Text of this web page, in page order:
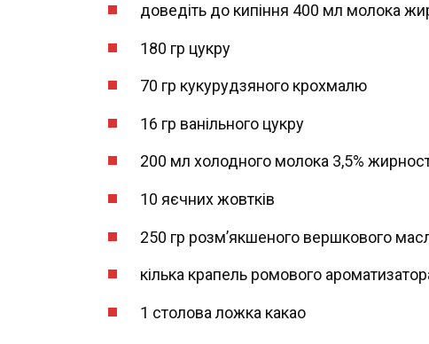
доведіть до кипіння 400 мл молока
180 гр цукру
70 гр кукурудзяного крохмалю
16 гр ванільного цукру
200 мл холодного молока 3,5%
10 яєчних жовтків
250 гр розм’якшеного вершкового
кілька крапель ромового
1 столова ложка какао